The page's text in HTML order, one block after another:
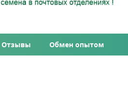
Отзывы Обмен опытом